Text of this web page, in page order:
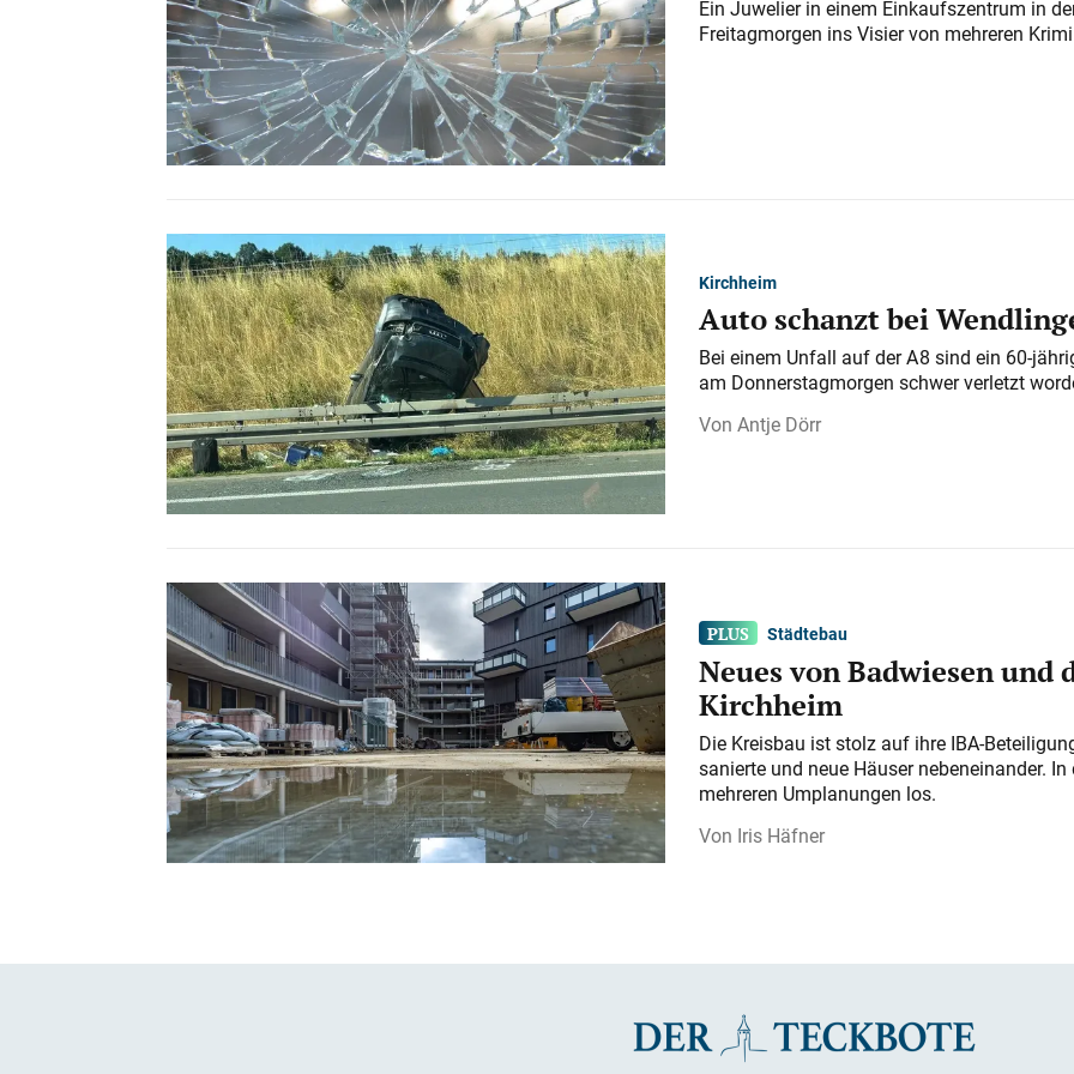
Ein Juwelier in einem Einkaufszentrum in
Freitagmorgen ins Visier von mehreren
Kirchheim
Auto schanzt bei
Bei einem Unfall auf der A 8 sind ein 60-
am Donnerstagmorgen schwer verletzt
Antje Dörr
Städtebau
Neues von Badwiesen und
Kirchheim
Die Kreisbau ist stolz auf ihre IBA-
sanierte und neue Häuser nebeneinander.
mehreren Umplanungen los.
Iris Häfner